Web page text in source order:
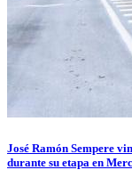
José Ramón Sempere
durante su etapa en